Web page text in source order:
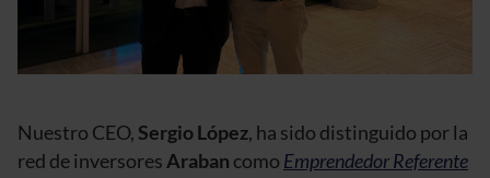
Nuestro CEO,Sergio López, ha sido distinguido por la
red de inversores Araban como Emprendedor Referente